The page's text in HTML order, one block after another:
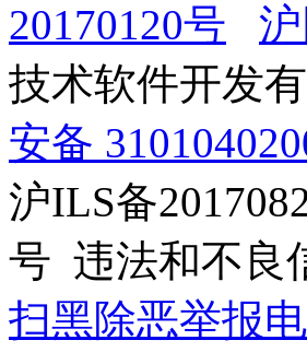
20170120号
技术软件开发
安备
沪ILS备
号 违法和不良
扫黑除恶举报